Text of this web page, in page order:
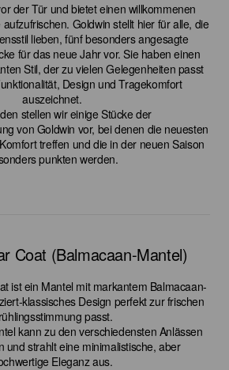
der Tür und bietet einen willkommenen
Goldwin stellt hier für alle, die
lieben, fünf besonders angesagte
für das neue Jahr vor. Sie haben einen
Stil, der zu vielen Gelegenheiten passt
Design und Tragekomfort
auszeichnet.
stellen wir einige Stücke der
von Goldwin vor, bei denen die neuesten
treffen und die in der neuen Saison
punkten werden.
Coat (Balmacaan-Mantel)
ist ein Mantel mit markantem Balmacaan-
klassisches Design perfekt zur frischen
passt.
kann zu den verschiedensten Anlässen
und strahlt eine minimalistische, aber
Eleganz aus.